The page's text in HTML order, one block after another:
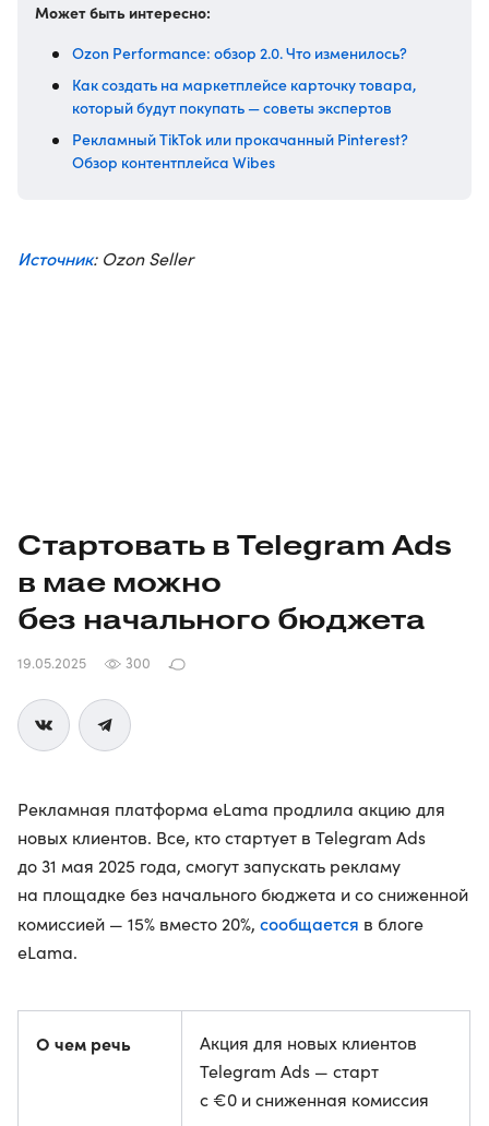
Может быть интересно:
Ozon Performance: обзор 2.0. Что изменилось?
Как создать на маркетплейсе карточку товара,
который будут покупать — советы экспертов
Рекламный TikTok или прокачанный Pinterest?
Обзор контентплейса Wibes
Источник: Ozon Seller
Стартовать в Telegram Ads
в мае можно
без начального бюджета
19.05.2025 300
Рекламная платформа eLama продлила акцию для
новых клиентов. Все, кто стартует в Telegram Ads
до 31 мая 2025 года, смогут запускать рекламу
на площадке без начального бюджета и со сниженной
комиссией — 15% вместо 20%, сообщается в блоге
eLama.
О чем речь
Акция для новых клиентов
Telegram Ads — старт
с €0 и сниженная комиссия